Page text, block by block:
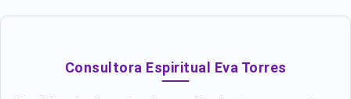
Consultora Espiritual Eva Torres